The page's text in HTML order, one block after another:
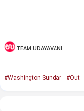
TEAM UDAYAVANI
#Washington Sundar #Out